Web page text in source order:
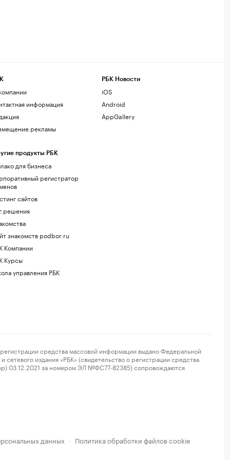
информация
рекламы
продукты РБК
для бизнеса
регистратор
сайтов
знакомств podbor.ru
Компании
Курсы
управления РБК
РБК Новости
iOS
Android
AppGallery
средства массовой информации выдано Федеральной
издания «РБК» (свидетельство о регистрации средства
03.12.2021 за номером ЭЛ №ФС77-82385) сопровождаются
данных · Политика обработки файлов cookie